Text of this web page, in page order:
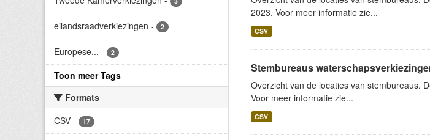
eilandsraadverkiezingen - 2
Europese... - 2
Toon meer Tags
Formats
CSV - 17
2023. Voor meer informatie zie...
CSV
Stembureaus
Overzicht van de locaties van stembureaus.
Voor meer informatie zie...
CSV